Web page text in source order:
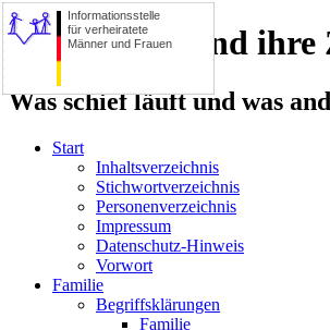
Informationsstelle
für verheiratete
Männer und Frauen
Die Familie und ihre
Was schief läuft und was
Start
Inhaltsverzeichnis
Stichwortverzeichnis
Personenverzeichnis
Impressum
Datenschutz-Hinweis
Vorwort
Familie
Begriffsklärungen
Familie